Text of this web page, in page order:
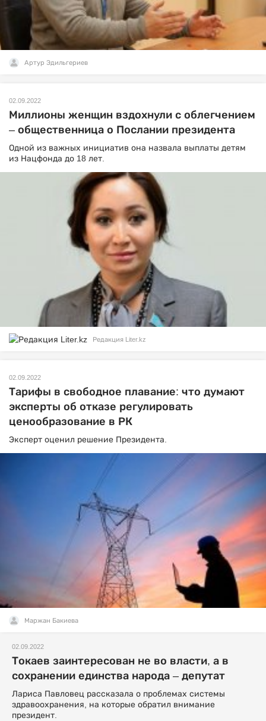
Артур Эдильгериев
02.09.2022
Миллионы женщин вздохнули с облегчением
– общественница о Послании президента
Одной из важных инициатив она назвала выплаты детям
из Нацфонда до 18 лет.
Редакция Liter.kz
02.09.2022
Тарифы в свободное плавание: что думают
эксперты об отказе регулировать
ценообразование в РК
Эксперт оценил решение Президента.
Маржан Бакиева
02.09.2022
Токаев заинтересован не во власти, а в
сохранении единства народа – депутат
Лариса Павловец рассказала о проблемах системы
здравоохранения, на которые обратил внимание
президент.